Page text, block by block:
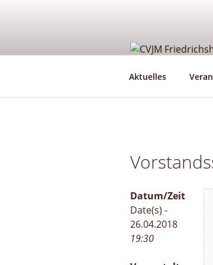
Aktuelles
Datum/Zeit
Date(s) -
26.04.2018
19:30